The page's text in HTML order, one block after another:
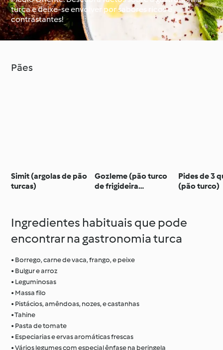
À volta do mundo com
o Cookidoo®
Aprenda com o
Cookidoo®
turca e deixe-se envolver por sabores ricos e
contrastantes!
Pães
Simit (argolas de pão
turcas)
Gozleme (pão turco
de frigideira
Pides de 3
(pão turco)
Ingredientes habituais que pode
encontrar na gastronomia turca
• Borrego, carne de vaca, frango, e peixe
• Bulgur e arroz
• Leguminosas
• Massa filo
• Pistácios, amêndoas, nozes, e castanhas
• Tahine
• Pasta de tomate
• Especiarias e ervas aromáticas frescas
• Vários legumes com especial ênfase na beringela